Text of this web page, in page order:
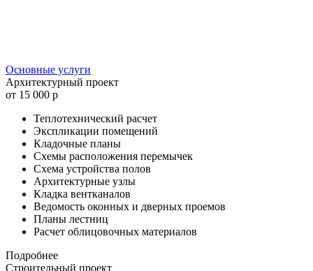
Основные услуги
Архитектурный проект
от 15 000 р
Теплотехнический расчет
Экспликации помещений
Кладочные планы
Схемы расположения перемычек
Схема устройства полов
Архитектурные узлы
Кладка вентканалов
Ведомость оконных и дверных проемов
Планы лестниц
Расчет облицовочных материалов
Подробнее
Строительный проект